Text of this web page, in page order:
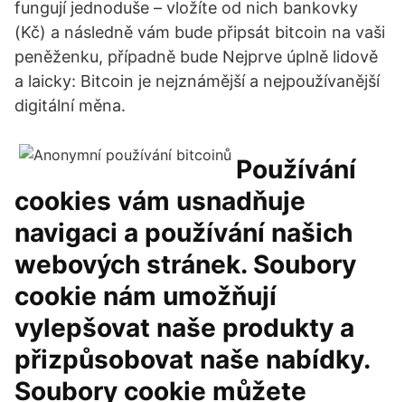
fungují jednoduše – vložíte od nich bankovky
(Kč) a následně vám bude připsát bitcoin na vaši
peněženku, případně bude Nejprve úplně lidově
a laicky: Bitcoin je nejznámější a nejpoužívanější
digitální měna.
Používání
cookies vám usnadňuje
navigaci a používání našich
webových stránek. Soubory
cookie nám umožňují
vylepšovat naše produkty a
přizpůsobovat naše nabídky.
Soubory cookie můžete